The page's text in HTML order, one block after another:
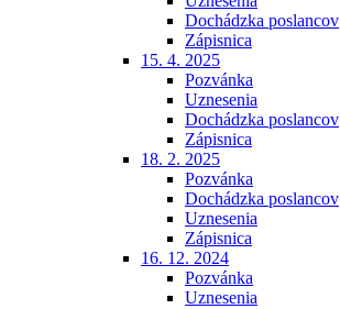
Dochádzka poslancov
Zápisnica
15. 4. 2025
Pozvánka
Uznesenia
Dochádzka poslancov
Zápisnica
18. 2. 2025
Pozvánka
Dochádzka poslancov
Uznesenia
Zápisnica
16. 12. 2024
Pozvánka
Uznesenia